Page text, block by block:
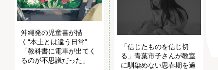
沖縄発の児童書が描
く“本土とは違う日常”
「教科書に電車が出てく
るのが不思議だった」
「信じたものを信じ切
る」青葉市子さんが教室
に馴染めない思春期を過